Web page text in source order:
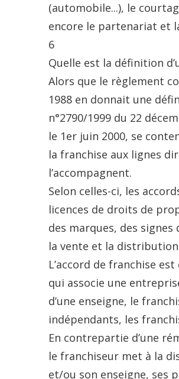
(automobile...), le
encore le partenariat et
6
Quelle est la définition
Alors que le règlement
1988 en donnait une
n°2790/1999 du 22
le 1er juin 2000, se
la franchise aux lignes
l’accompagnent.
Selon celles-ci, les
licences de droits de
des marques, des
la vente et la
L’accord de franchise
qui associe une
d’une enseigne, le
indépendants, les
En contrepartie d’une
le franchiseur met à la
et/ou son enseigne, ses